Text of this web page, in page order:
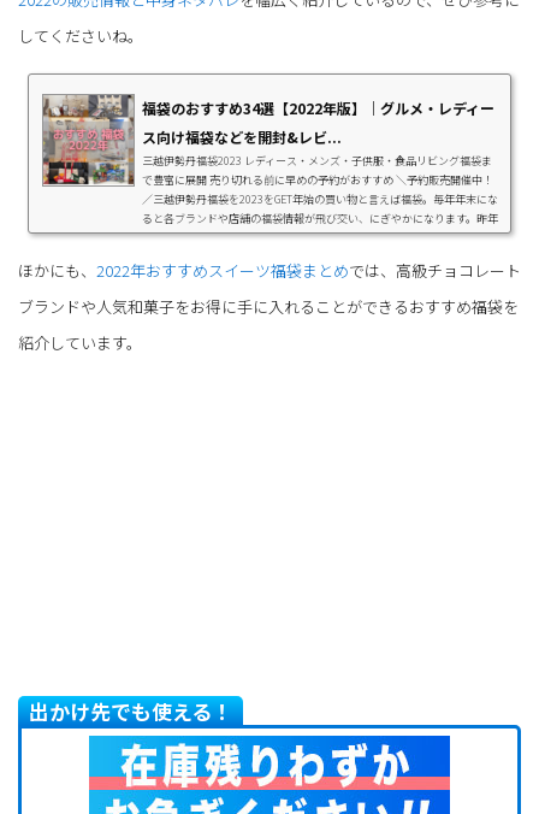
してくださいね。
福袋のおすすめ34選【2022年版】｜グルメ・レディー
ス向け福袋などを開封&レビ...
三越伊勢丹福袋2023 レディース・メンズ・子供服・食品リビング福袋ま
で豊富に展開 売り切れる前に早めの予約がおすすめ ＼予約販売開催中！
／三越伊勢丹福袋を2023をGET年始の買い物と言えば福袋。毎年年末にな
ると各ブランドや店舗の福袋情報が飛び交い、にぎやかになります。昨年
の福袋は感染防止策として混雑回避するためほとんどが『事前予約制』で
カメラ、カルディコーヒーファームやシルバニアファミリーなど、毎年話
ほかにも、 2022年おすすめスイーツ福袋まとめでは、高級チョコレート
ブランドや人気和菓子をお得に手に入れることができるおすすめ福袋を
紹介しています。
出かけ先でも使える！